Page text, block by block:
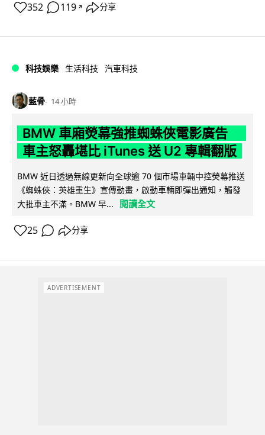
352 119 ↗ 分享
科技娛樂 生活科技 汽車科技
藍骨 14 小時
BMW 車廂熒幕強推蜘蛛俠電影廣告
車主怒轟堪比 iTunes 送 U2 專輯翻版
BMW 近日透過無線更新向全球逾 70 個市場車輛中控熒幕推送
《蜘蛛俠：英雄重生》宣傳動畫，啟動車輛即彈出通知，觸發
大批車主不滿。BMW 早...
閱讀全文
25 分享
ADVERTISEMENT